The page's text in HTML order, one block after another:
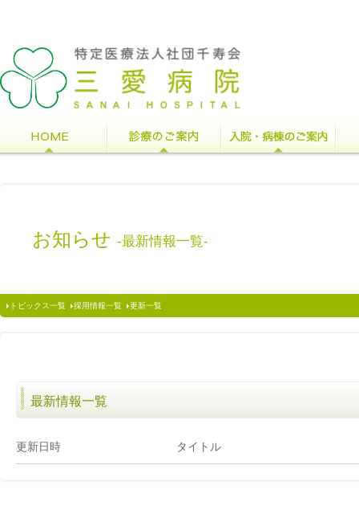
お知らせ -最新情報一覧-
トピックス一覧 採用情報一覧 更新一覧
最新情報一覧
更新日時 タイトル